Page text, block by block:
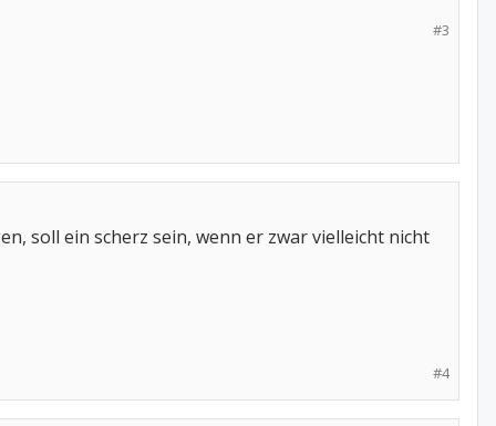
#3
soll ein scherz sein, wenn er zwar vielleicht nicht
#4